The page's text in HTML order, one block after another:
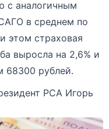
с аналогичным
в среднем по
этом страховая
выросла на 2,6% и
68300 рублей.
РСА Игорь